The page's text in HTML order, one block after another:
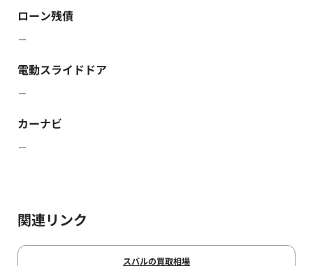
ローン残債
－
電動スライドドア
－
カーナビ
－
関連リンク
スバルの買取相場